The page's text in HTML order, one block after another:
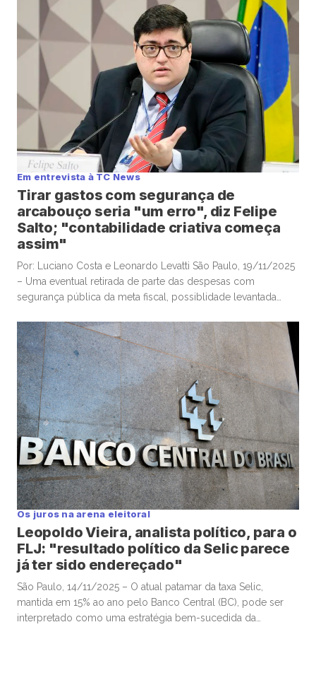
aprofundadas de boas histórias e materiais informativos.
Empresas que acumulam bitcoin […]
Em entrevista à TC News
Tirar gastos com segurança de
arcabouço seria "um erro", diz Felipe
Salto; "contabilidade criativa começa
assim"
Por: Luciano Costa e Leonardo Levatti São Paulo, 19/11/2025
– Uma eventual retirada de parte das despesas com
segurança pública da meta fiscal, possiblidade levantada
semana, seria “um erro”, e “desastrosa”, alertou o
economista-chefe e sócio da Warren Investimentos, Felipe
Salto, em participação na TC News. Lewandowski ventilou […]
Os juros na arena eleitoral
Leopoldo Vieira, analista político, para o
FLJ: "resultado político da Selic parece
já ter sido endereçado"
São Paulo, 14/11/2025 – O atual patamar da taxa Selic,
mantida em 15% ao ano pelo Banco Central (BC), pode ser
interpretado como uma estratégia bem-sucedida da